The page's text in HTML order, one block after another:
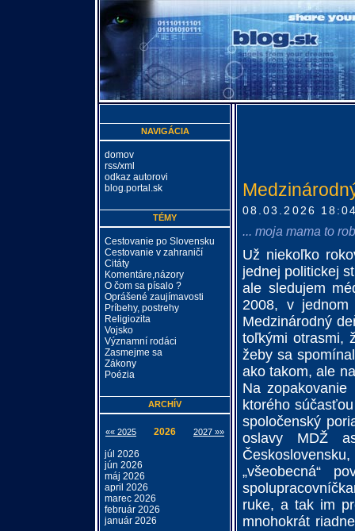
08.03.2026
... moja mama to
Už niekoľko
jednej politickej
ale sledujem
2008, v
Medzinárodný
toľkými otrasmi,
žeby sa
ako takom, ale
Na
ktorého
spoločenský
oslavy MDŽ
„všeobecná“
ruke, a tak im
mnohokrát
NAVIGÁCIA
domov
rss/xml
odkaz autorovi
blog.portal.sk
TÉMY
Cestovanie po Slovensku
Cestovanie v zahraničí
Citáty
Komentáre,názory
O čom sa písalo ?
Oprášené zaujímavosti
Príbehy, postrehy
Religiozita
Vojsko
Významní rodáci
Zasmejme sa
Zákony
Poézia
ARCHÍV
«« 2025 2026 2027 »»
júl 2026
jún 2026
máj 2026
april 2026
marec 2026
február 2026
január 2026